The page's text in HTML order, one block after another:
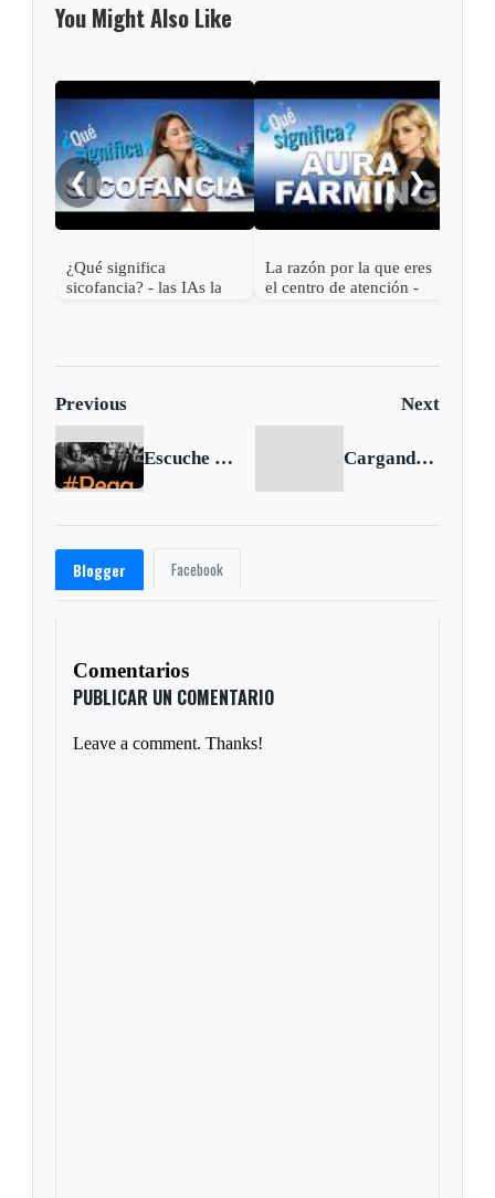
You Might Also Like
❮
¿Qué significa
sicofancia? - las IAs la
La razón por la que eres
el centro de atención -
❯
Previous Next
Escuche a Peláez y Gardeazábal en su Pega | Noviembre 10 de 2016 Cargando siguiente...
Blogger Facebook
Comentarios
PUBLICAR UN COMENTARIO
Leave a comment. Thanks!